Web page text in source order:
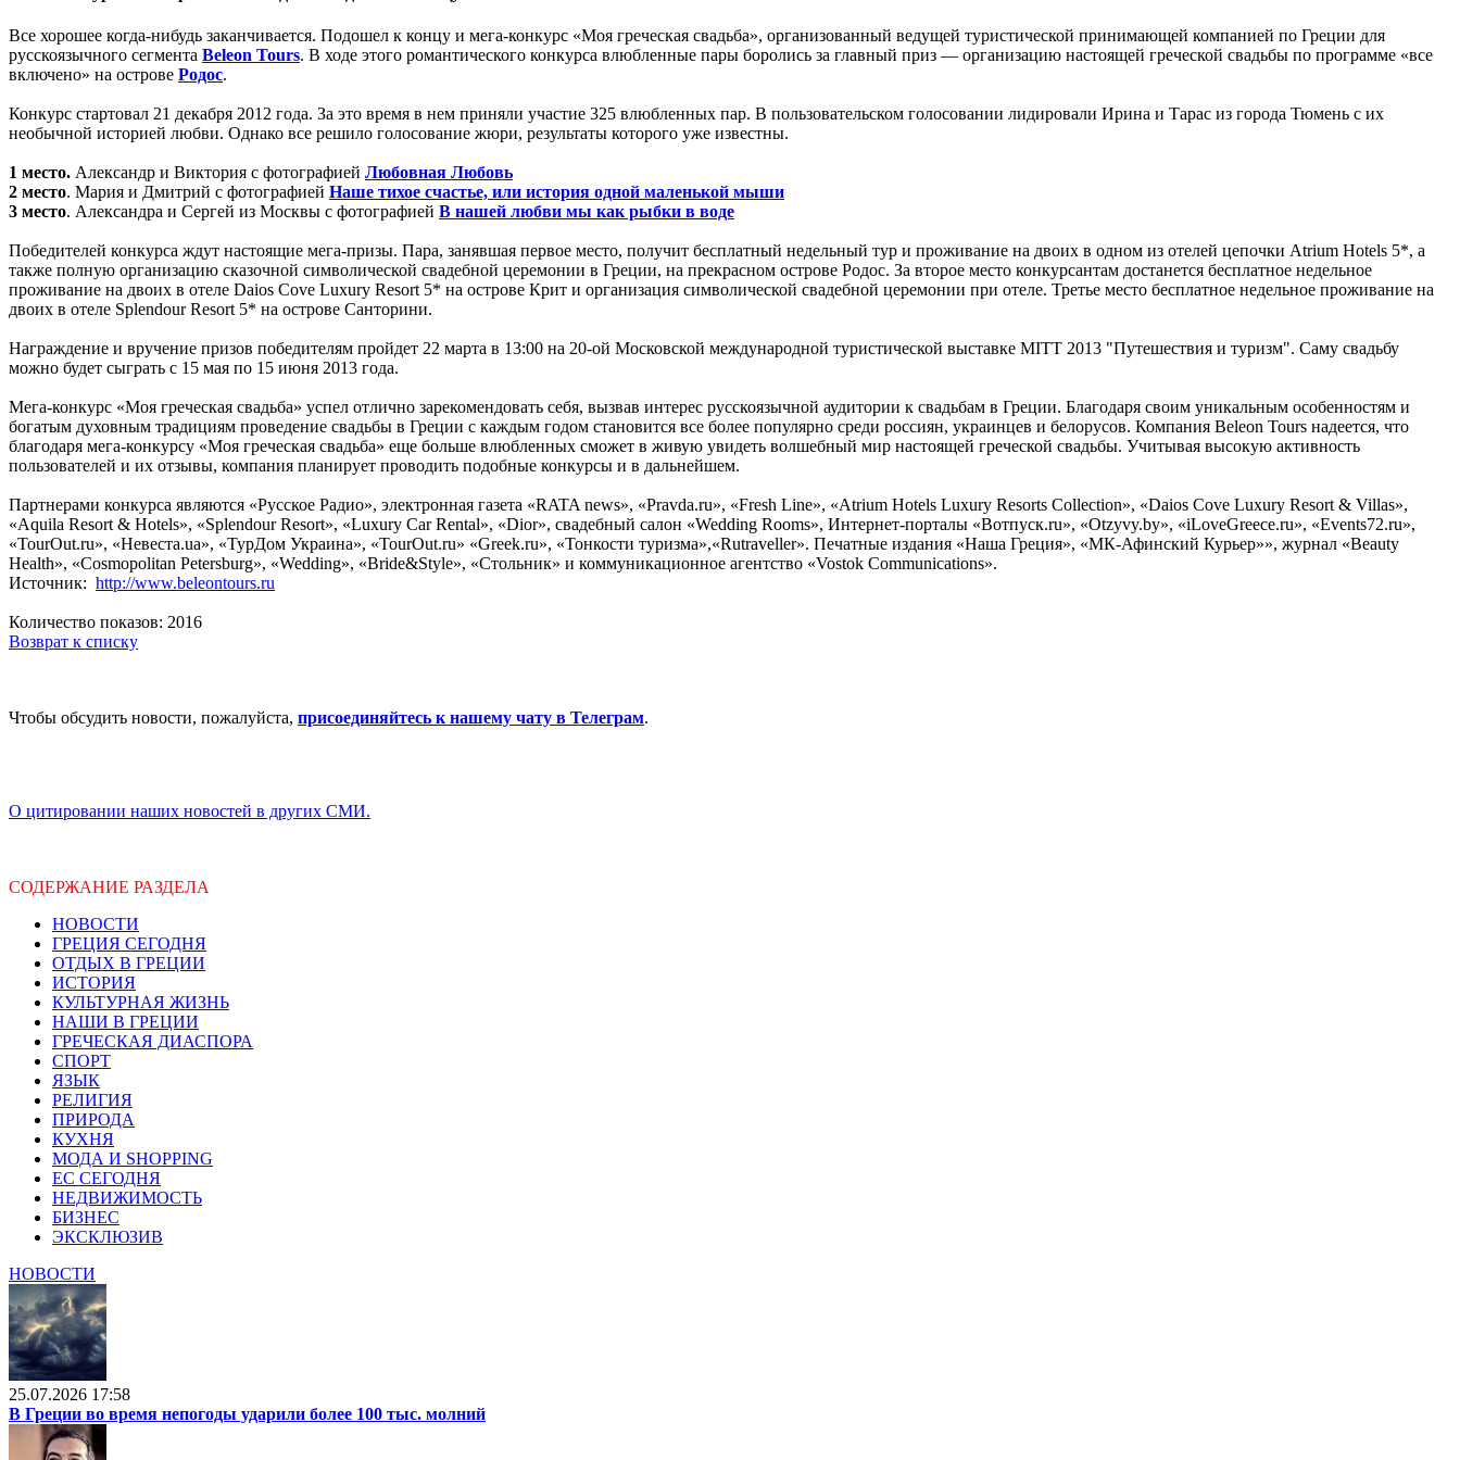
Все хорошее когда-нибудь заканчивается. Подошел к концу и мега-конкурс «Моя греческая свадьба», организованный ведущей туристической принимающей компанией по Греции для
русскоязычного сегмента Beleon Tours. В ходе этого романтического конкурса влюбленные пары боролись за главный приз — организацию настоящей греческой свадьбы по программе «все
включено» на острове Родос.
Конкурс стартовал 21 декабря 2012 года. За это время в нем приняли участие 325 влюбленных пар. В пользовательском голосовании лидировали Ирина и Тарас из города Тюмень с их
необычной историей любви. Однако все решило голосование жюри, результаты которого уже известны.
1 место. Александр и Виктория c фотографией Любовная Любовь
2 место. Мария и Дмитрий c фотографией Наше тихое счастье, или история одной маленькой мыши
3 место. Александра и Сергей из Москвы c фотографией В нашей любви мы как рыбки в воде
Победителей конкурса ждут настоящие мега-призы. Пара, занявшая первое место, получит бесплатный недельный тур и проживание на двоих в одном из отелей цепочки Atrium Hotels 5*, а
также полную организацию сказочной символической свадебной церемонии в Греции, на прекрасном острове Родос. За второе место конкурсантам достанется бесплатное недельное
проживание на двоих в отеле Daios Cove Luxury Resort 5* на острове Крит и организация символической свадебной церемонии при отеле. Третье место бесплатное недельное проживание на
двоих в отеле Splendour Resort 5* на острове Санторини.
Награждение и вручение призов победителям пройдет 22 марта в 13:00 на 20-ой Московской международной туристической выставке MITT 2013 "Путешествия и туризм". Саму свадьбу
можно будет сыграть с 15 мая по 15 июня 2013 года.
Мега-конкурс «Моя греческая свадьба» успел отлично зарекомендовать себя, вызвав интерес русскоязычной аудитории к свадьбам в Греции. Благодаря своим уникальным особенностям и
богатым духовным традициям проведение свадьбы в Греции с каждым годом становится все более популярно среди россиян, украинцев и белорусов. Компания Beleon Tours надеется, что
благодаря мега-конкурсу «Моя греческая свадьба» еще больше влюбленных сможет в живую увидеть волшебный мир настоящей греческой свадьбы. Учитывая высокую активность
пользователей и их отзывы, компания планирует проводить подобные конкурсы и в дальнейшем.
Партнерами конкурса являются «Русское Радио», электронная газета «RATA news», «Pravda.ru», «Fresh Line», «Atrium Hotels Luxury Resorts Collection», «Daios Cove Luxury Resort & Villas»,
«Aquila Resort & Hotels», «Splendour Resort», «Luxury Car Rental», «Dior», свадебный салон «Wedding Rooms», Интернет-порталы «Вотпуск.ru», «Otzyvy.by», «iLoveGreece.ru», «Events72.ru»,
«TourOut.ru», «Невеста.ua», «ТурДом Украина», «TourOut.ru» «Greek.ru», «Тонкости туризма»,«Rutraveller». Печатные издания «Наша Греция», «МК-Афинский Курьер»», журнал «Beauty
Health», «Cosmopolitan Petersburg», «Wedding», «Bride&Style», «Стольник» и коммуникационное агентство «Vostok Communications».
Источник: http://www.beleontours.ru
Количество показов: 2016
Возврат к списку
Чтобы обсудить новости, пожалуйста, присоединяйтесь к нашему чату в Телеграм.
О цитировании наших новостей в других СМИ.
СОДЕРЖАНИЕ РАЗДЕЛА
НОВОСТИ
ГРЕЦИЯ СЕГОДНЯ
ОТДЫХ В ГРЕЦИИ
ИСТОРИЯ
КУЛЬТУРНАЯ ЖИЗНЬ
НАШИ В ГРЕЦИИ
ГРЕЧЕСКАЯ ДИАСПОРА
СПОРТ
ЯЗЫК
РЕЛИГИЯ
ПРИРОДА
КУХНЯ
МОДА И SHOPPING
ЕС СЕГОДНЯ
НЕДВИЖИМОСТЬ
БИЗНЕС
ЭКСКЛЮЗИВ
НОВОСТИ
25.07.2026 17:58
В Греции во время непогоды ударили более 100 тыс. молний